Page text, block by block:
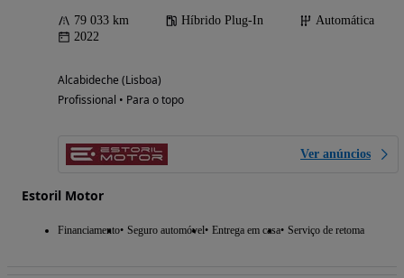
79 033 km Híbrido Plug-In
Automática
2022
Alcabideche (Lisboa)
Profissional • Para o topo
Ver anúncios
Estoril Motor
Financiamento Seguro automóvel Entrega em casa Serviço de retoma